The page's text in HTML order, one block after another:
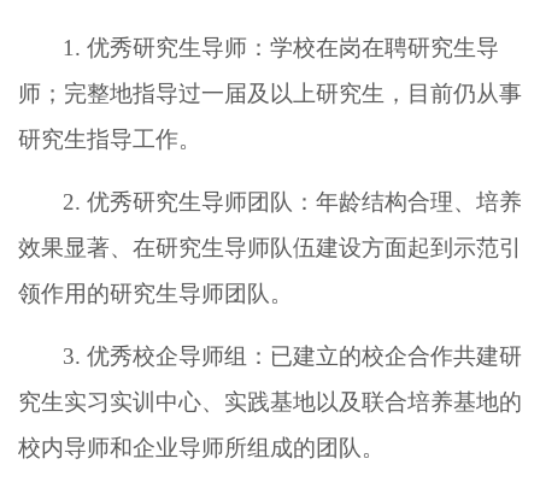
1. 优秀研究生导师：学校在岗在聘研究生导
师；完整地指导过一届及以上研究生，目前仍从事
研究生指导工作。
2. 优秀研究生导师团队：年龄结构合理、培养
效果显著、在研究生导师队伍建设方面起到示范引
领作用的研究生导师团队。
3. 优秀校企导师组： 已建立的校企合作共建研
究生实习实训中心、实践基地以及联合培养基地的
校内导师和企业导师所组成的团队。